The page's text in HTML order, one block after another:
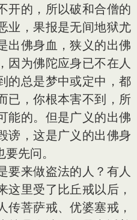
开的，所以破和合僧的
业，果报是无间地狱尤
出佛身血，狭义的出佛
因为佛陀应身已不在人
的总是梦中或定中，都
已，你根本害不到，所
能的。但是广义的出佛
谤，这是广义的出佛身
先问。
要来做盗法的人？有人
这里受了比丘戒以后，
传菩萨戒、优婆塞戒，